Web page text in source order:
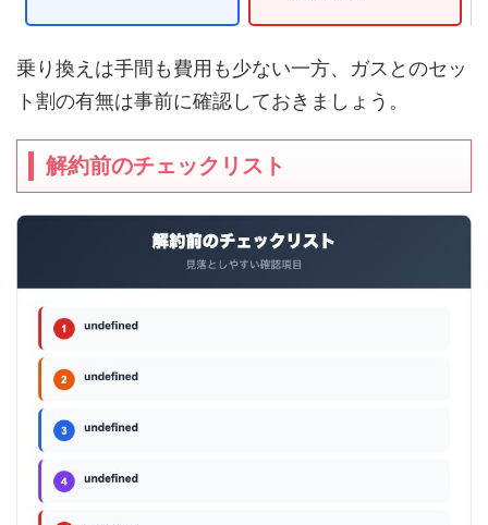
乗り換えは手間も費用も少ない一方、ガスとのセッ
ト割の有無は事前に確認しておきましょう。
解約前のチェックリスト